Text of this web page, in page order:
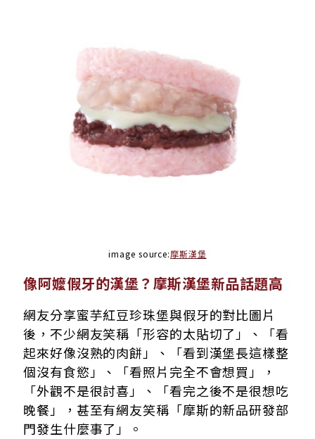
image source:摩斯漢堡
像阿嬤假牙的漢堡？摩斯漢堡新品話題高
網友分享蜜芋紅豆珍珠堡與假牙的對比圖片
後，不少網友笑稱「形容的太貼切了」、「看
起來好像沒熟的肉餅」、「看到漢堡長這樣整
個沒有食慾」、「看照片完全不會想買」，
「外觀不是很討喜」、「看完之後不是很想吃
晚餐」，甚至有網友笑稱「摩斯的新品研發部
門發生什麼事了」。